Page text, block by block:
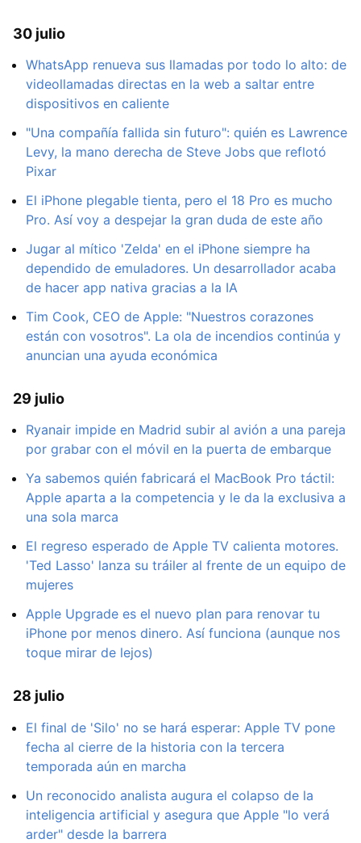
30 julio
WhatsApp renueva sus llamadas por todo lo alto: de
videollamadas directas en la web a saltar entre
dispositivos en caliente
"Una compañía fallida sin futuro": quién es Lawrence
Levy, la mano derecha de Steve Jobs que reflotó
Pixar
El iPhone plegable tienta, pero el 18 Pro es mucho
Pro. Así voy a despejar la gran duda de este año
Jugar al mítico 'Zelda' en el iPhone siempre ha
dependido de emuladores. Un desarrollador acaba
de hacer app nativa gracias a la IA
Tim Cook, CEO de Apple: "Nuestros corazones
están con vosotros". La ola de incendios continúa y
anuncian una ayuda económica
29 julio
Ryanair impide en Madrid subir al avión a una pareja
por grabar con el móvil en la puerta de embarque
Ya sabemos quién fabricará el MacBook Pro táctil:
Apple aparta a la competencia y le da la exclusiva a
una sola marca
El regreso esperado de Apple TV calienta motores.
'Ted Lasso' lanza su tráiler al frente de un equipo de
mujeres
Apple Upgrade es el nuevo plan para renovar tu
iPhone por menos dinero. Así funciona (aunque nos
toque mirar de lejos)
28 julio
El final de 'Silo' no se hará esperar: Apple TV pone
fecha al cierre de la historia con la tercera
temporada aún en marcha
Un reconocido analista augura el colapso de la
inteligencia artificial y asegura que Apple "lo verá
arder" desde la barrera